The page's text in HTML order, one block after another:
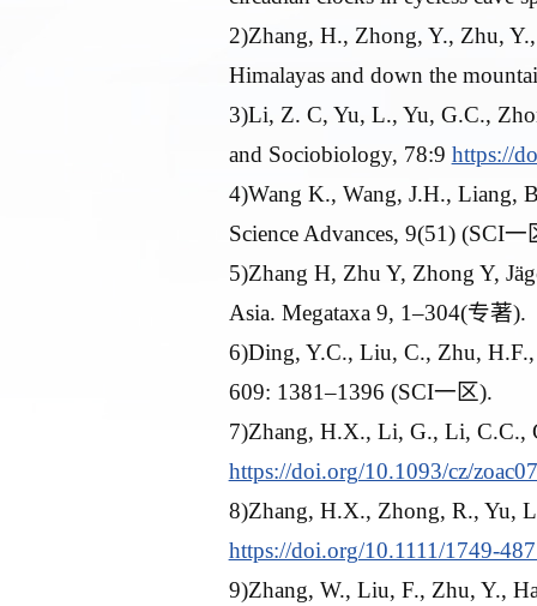
2)Zhang, H., Zhong, Y., Zhu,
Himalayas and down the
3)Li, Z. C, Yu, L., Yu, G.C.,
and Sociobiology, 78:9 https://
4)Wang K., Wang, J.H., Liang,
Science Advances, 9(51) (SCI一
5)Zhang H, Zhu Y, Zhong Y,
Asia. Megataxa 9, 1–304(专著).
6)Ding, Y.C., Liu, C., Zhu, H.F.,
609: 1381–1396 (SCI一区).
7)Zhang, H.X., Li, G., Li, C.C.,
https://doi.org/10.1093/cz/
8)Zhang, H.X., Zhong, R., Yu,
https://doi.org/10.1111/1749-
9)Zhang, W., Liu, F., Zhu, Y.,